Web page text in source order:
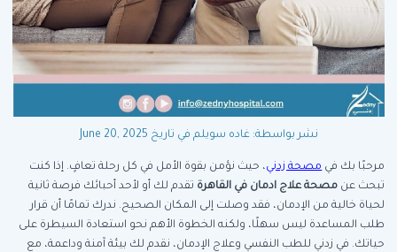
نشر بواسطة: غاده سويلم في تاريخ June 20, 2025
مرحبًا بك في مصحة زدني، حيث نؤمن بقوة الأمل في كل رحلة تعافٍ. إذا كنت
تبحث عن مصحة علاج ادمان في القاهرة تقدم لك أو لأحد أحبائك فرصة ثانية
لحياة خالية من الإدمان، فقد وصلت إلى المكان الصحيح. ندرك تمامًا أن قرار
طلب المساعدة ليس سهلًا، ولكنه الخطوة الأهم نحو استعادة السيطرة على
حياتك. في زدني للطب النفسي وعلاج الإدمان، نقدم لك بيئة آمنة وداعمة، مع